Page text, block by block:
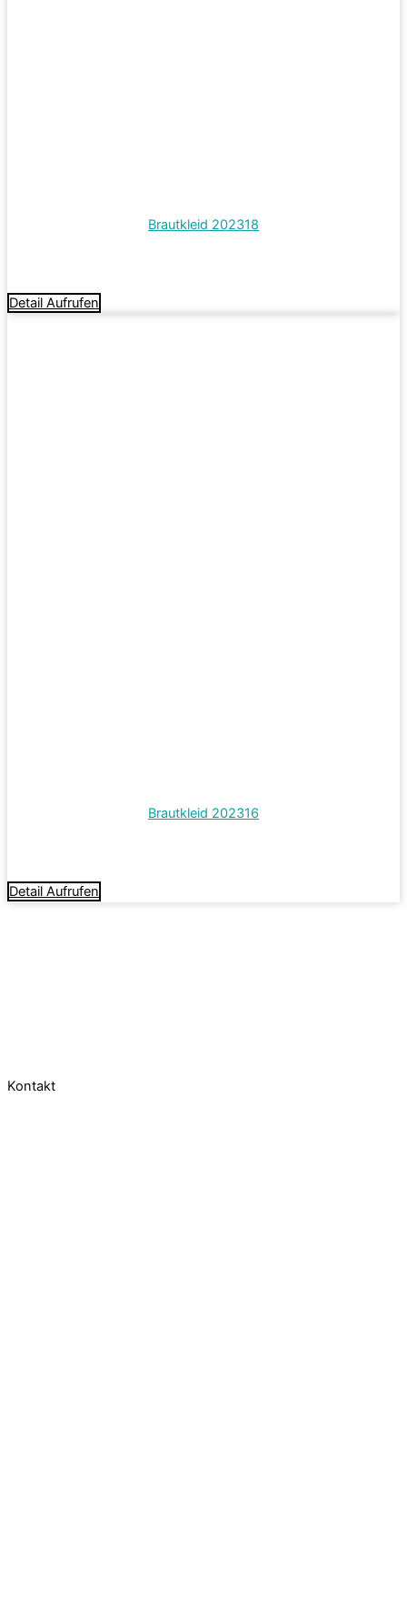
Brautkleid 202318
Detail Aufrufen
Brautkleid 202316
Detail Aufrufen
Kontakt